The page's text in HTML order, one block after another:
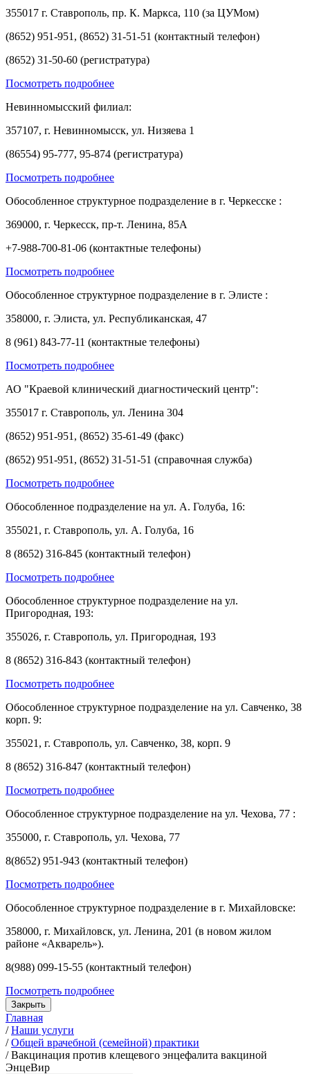
355017 г. Ставрополь, пр. К. Маркса, 110 (за ЦУМом)
(8652) 951-951, (8652) 31-51-51 (контактный телефон)
(8652) 31-50-60 (регистратура)
Посмотреть подробнее
Невинномысский филиал:
357107, г. Невинномысск, ул. Низяева 1
(86554) 95-777, 95-874 (регистратура)
Посмотреть подробнее
Обособленное структурное подразделение в г. Черкесске :
369000, г. Черкесск, пр-т. Ленина, 85А
+7-988-700-81-06 (контактные телефоны)
Посмотреть подробнее
Обособленное структурное подразделение в г. Элисте :
358000, г. Элиста, ул. Республиканская, 47
8 (961) 843-77-11 (контактные телефоны)
Посмотреть подробнее
АО "Краевой клинический диагностический центр":
355017 г. Ставрополь, ул. Ленина 304
(8652) 951-951, (8652) 35-61-49 (факс)
(8652) 951-951, (8652) 31-51-51 (справочная служба)
Посмотреть подробнее
Обособленное подразделение на ул. А. Голуба, 16:
355021, г. Ставрополь, ул. А. Голуба, 16
8 (8652) 316-845 (контактный телефон)
Посмотреть подробнее
Обособленное структурное подразделение на ул.
Пригородная, 193:
355026, г. Ставрополь, ул. Пригородная, 193
8 (8652) 316-843 (контактный телефон)
Посмотреть подробнее
Обособленное структурное подразделение на ул. Савченко, 38
корп. 9:
355021, г. Ставрополь, ул. Савченко, 38, корп. 9
8 (8652) 316-847 (контактный телефон)
Посмотреть подробнее
Обособленное структурное подразделение на ул. Чехова, 77 :
355000, г. Ставрополь, ул. Чехова, 77
8(8652) 951-943 (контактный телефон)
Посмотреть подробнее
Обособленное структурное подразделение в г. Михайловске:
358000, г. Михайловск, ул. Ленина, 201 (в новом жилом
районе «Акварель»).
8(988) 099-15-55 (контактный телефон)
Посмотреть подробнее
Закрыть
Главная
/ Наши услуги
/ Общей врачебной (семейной) практики
/ Вакцинация против клещевого энцефалита вакциной
ЭнцеВир